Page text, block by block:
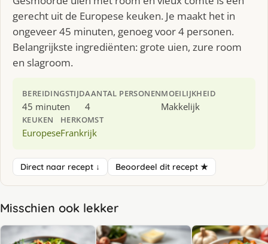
gerecht uit de Europese keuken. Je maakt het in
ongeveer 45 minuten, genoeg voor 4 personen.
Belangrijkste ingrediënten: grote uien, zure room
en slagroom.
BEREIDINGSTIJD
45 minuten
AANTAL PERSONEN
4
MOEILIJKHEID
Makkelijk
KEUKEN
Europese
HERKOMST
Frankrijk
Direct naar recept ↓ Beoordeel dit recept ★
Misschien ook lekker